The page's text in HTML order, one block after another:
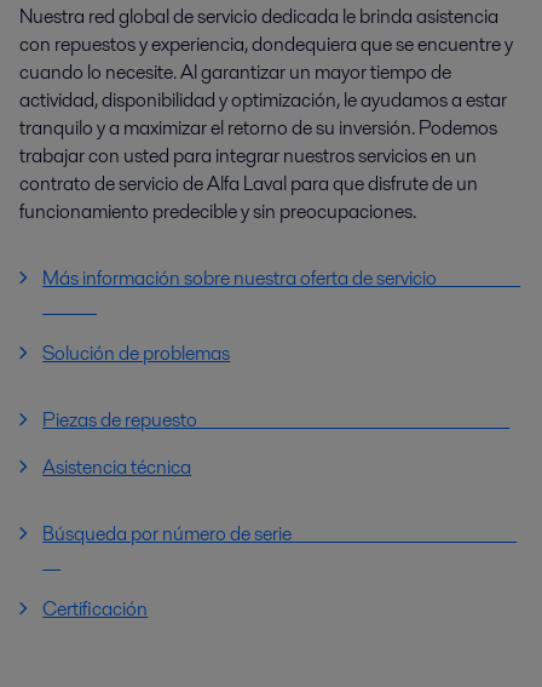
Nuestra red global de servicio dedicada le brinda asistencia
con repuestos y experiencia, dondequiera que se encuentre y
cuando lo necesite. Al garantizar un mayor tiempo de
actividad, disponibilidad y optimización, le ayudamos a estar
tranquilo y a maximizar el retorno de su inversión. Podemos
trabajar con usted para integrar nuestros servicios en un
contrato de servicio de Alfa Laval para que disfrute de un
funcionamiento predecible y sin preocupaciones.
Más información sobre nuestra oferta de servicio
Solución de problemas
Piezas de repuesto
Asistencia técnica
Búsqueda por número de serie
Certificación